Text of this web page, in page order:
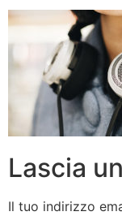
Lascia
Il tuo indirizzo